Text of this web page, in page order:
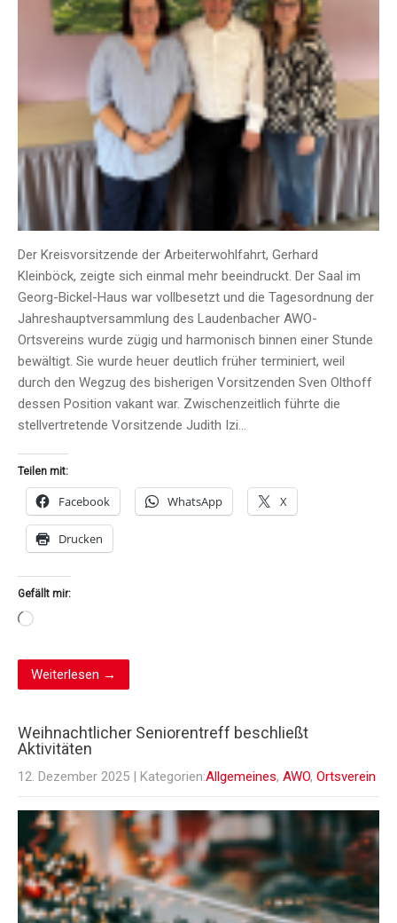
Der Kreisvorsitzende der Arbeiterwohlfahrt, Gerhard
Kleinböck, zeigte sich einmal mehr beeindruckt. Der Saal im
Georg-Bickel-Haus war vollbesetzt und die Tagesordnung der
Jahreshauptversammlung des Laudenbacher AWO-
Ortsvereins wurde zügig und harmonisch binnen einer Stunde
bewältigt. Sie wurde heuer deutlich früher terminiert, weil
durch den Wegzug des bisherigen Vorsitzenden Sven Olthoff
dessen Position vakant war. Zwischenzeitlich führte die
stellvertretende Vorsitzende Judith Izi…
Teilen mit:
Facebook WhatsApp X
Drucken
Gefällt mir:
Wird
Weiterlesen →
Weihnachtlicher Seniorentreff beschließt
Aktivitäten
12. Dezember 2025 | Kategorien:Allgemeines, AWO, Ortsverein